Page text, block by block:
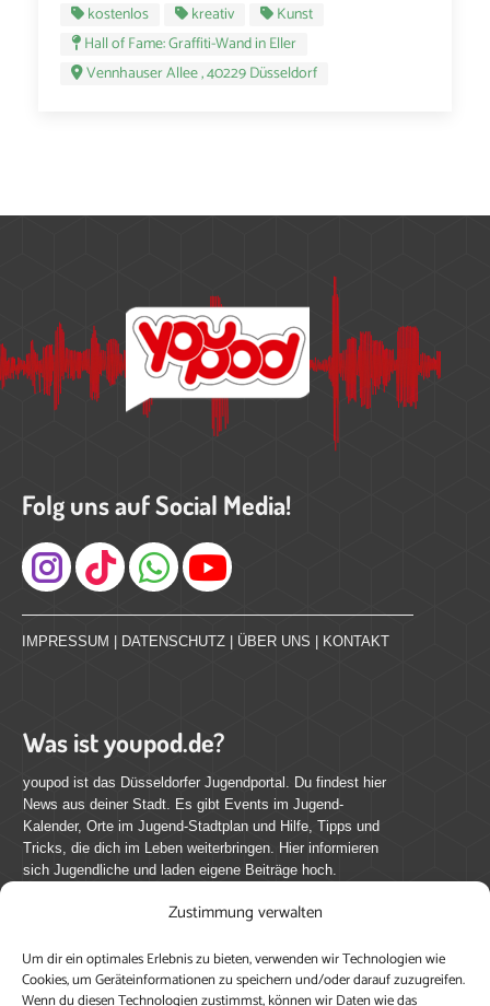
Zustimmung verwalten
Um dir ein optimales Erlebnis zu bieten, verwenden wir Technologien wie
Cookies, um Geräteinformationen zu speichern und/oder darauf zuzugreifen.
Wenn du diesen Technologien zustimmst, können wir Daten wie das
kostenlos
kreativ
Kunst
Hall of Fame: Graffiti-Wand in Eller
Vennhauser Allee , 40229 Düsseldorf
Folg uns auf Social Media!
Instagram
IMPRESSUM DATENSCHUTZ ÜBER UNS KONTAKT
Was ist youpod.de?
youpod ist das Düsseldorfer Jugendportal. Du findest hier
News aus deiner Stadt. Es gibt Events im Jugend-
Kalender, Orte im Jugend-Stadtplan und Hilfe, Tipps und
Tricks, die dich im Leben weiterbringen. Hier informieren
sich Jugendliche und laden eigene Beiträge hoch.
Mach mit bei youpod.de!
youpod.de lebt von Menschen wie dir. Sammel
journalistische Erfahrung, teile deine Perspektive und